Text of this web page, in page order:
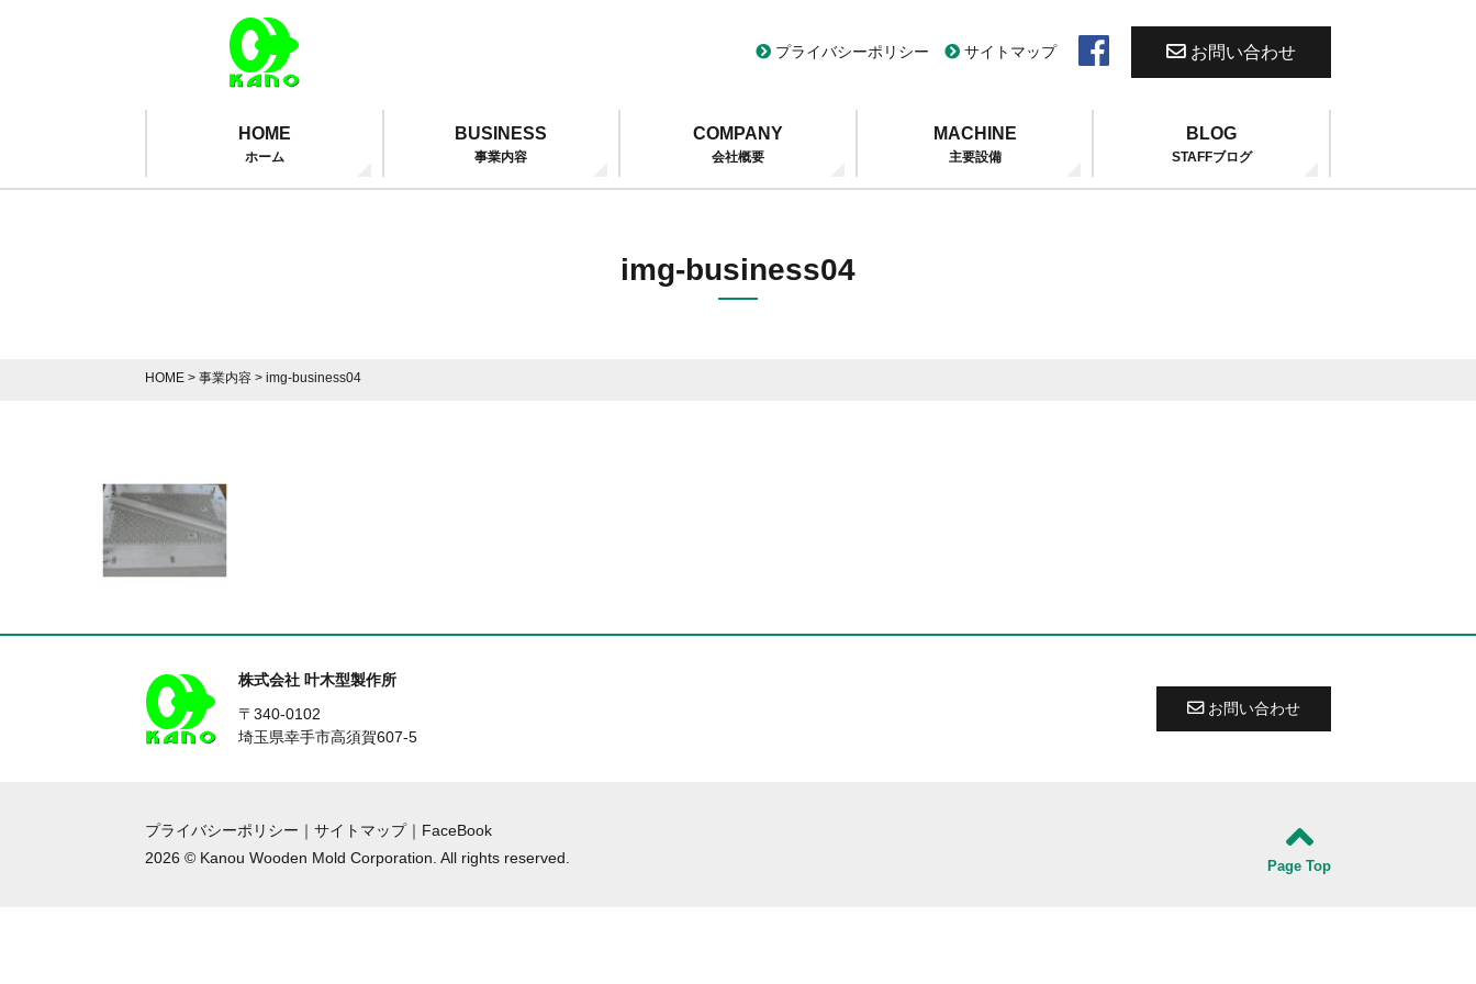
プライバシーポリシー サイトマップ お問い合わせ
HOME
ホーム
BUSINESS
事業内容
COMPANY
会社概要
MACHINE
主要設備
BLOG
STAFFブログ
img-business04
HOME > 事業内容 > img-business04
株式会社 叶木型製作所
〒340-0102
埼玉県幸手市高須賀607-5
お問い合わせ
プライバシーポリシー ｜ サイトマップ｜ FaceBook
2026 © Kanou Wooden Mold Corporation. All rights reserved.
Page Top